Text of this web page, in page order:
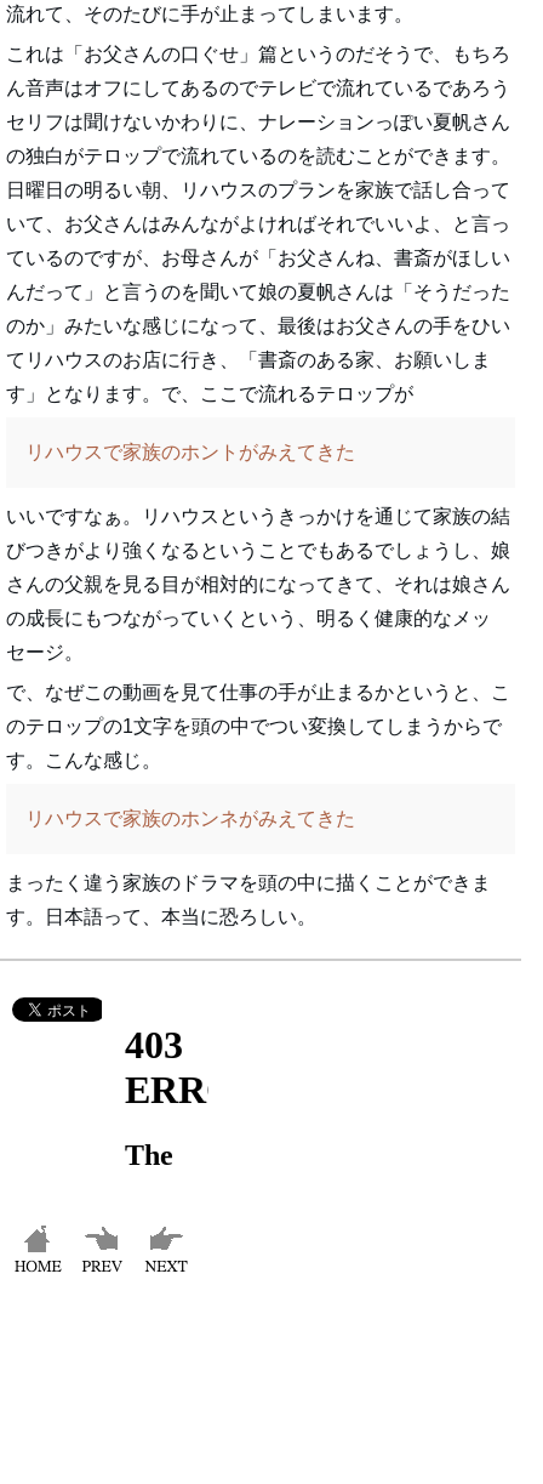
流れて、そのたびに手が止まってしまいます。
これは「お父さんの口ぐせ」篇というのだそうで、もちろ
ん音声はオフにしてあるのでテレビで流れているであろう
セリフは聞けないかわりに、ナレーションっぽい夏帆さん
の独白がテロップで流れているのを読むことができます。
日曜日の明るい朝、リハウスのプランを家族で話し合って
いて、お父さんはみんながよければそれでいいよ、と言っ
ているのですが、お母さんが「お父さんね、書斎がほしい
んだって」と言うのを聞いて娘の夏帆さんは「そうだった
のか」みたいな感じになって、最後はお父さんの手をひい
てリハウスのお店に行き、「書斎のある家、お願いしま
す」となります。で、ここで流れるテロップが
リハウスで家族のホントがみえてきた
いいですなぁ。リハウスというきっかけを通じて家族の結
びつきがより強くなるということでもあるでしょうし、娘
さんの父親を見る目が相対的になってきて、それは娘さん
の成長にもつながっていくという、明るく健康的なメッ
セージ。
で、なぜこの動画を見て仕事の手が止まるかというと、こ
のテロップの1文字を頭の中でつい変換してしまうからで
す。こんな感じ。
リハウスで家族のホンネがみえてきた
まったく違う家族のドラマを頭の中に描くことができま
す。日本語って、本当に恐ろしい。